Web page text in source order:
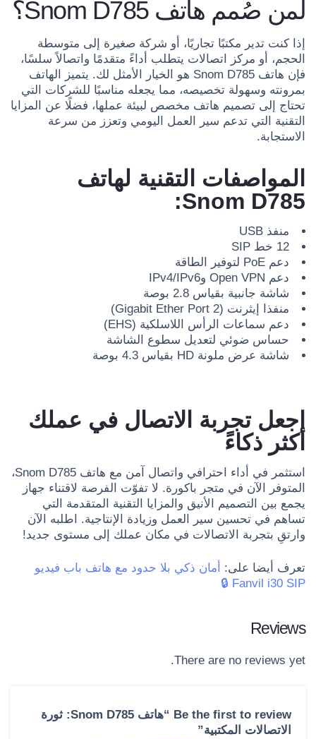
لمن صُمم هاتف Snom D785؟
إذا كنت تدير مكتبًا تجاريًا، أو شركة صغيرة إلى متوسطة
الحجم، أو مركز اتصالات يتطلب أداءً متقدمًا واتصالاً سلسًا،
فإن هاتف Snom D785 هو الخيار الأمثل لك. يتميز الهاتف
بمرونته وسهولة تخصيصه، مما يجعله مناسبًا للشركات التي
تحتاج إلى تصميم هاتف مخصص لبيئة عملها، فضلًا عن المزايا
التقنية التي تدعم سير العمل اليومي وتعزز من سرعة
الاستجابة.
المواصفات التقنية لهاتف
Snom D785:
منفذ USB
12 خط SIP
دعم PoE لتوفير الطاقة
دعم Open VPN وIPv4/IPv6
شاشة جانبية بقياس 2.8 بوصة
منفذا إيثرنت (2 Gigabit Ether Port)
دعم سماعات الرأس اللاسلكية (EHS)
حساس ضوئي لتعديل سطوع الشاشة
شاشة عرض ملونة HD بقياس 4.3 بوصة
اجعل تجربة الاتصال في عملك
أكثر ذكاءً
استثمر في أداء احترافي واتصال آمن مع هاتف Snom D785،
المتوفر الآن في متجر باكورة. لا تفوّت الفرصة لاقتناء جهاز
يجمع بين التصميم الأنيق والمزايا التقنية المتقدمة التي
تساهم في تحسين سير العمل وزيادة الإنتاجية. اطلبه الآن
وارتقِ بتجربة الاتصالات في مكان عملك إلى مستوى جديد!
تعرف أيضا على:
أمان ذكي بلا حدود مع هاتف باب فيديو
Fanvil i30 SIP 🔒
Reviews
There are no reviews yet.
Be the first to review “هاتف Snom D785: ثورة
الاتصالات المكتبية”